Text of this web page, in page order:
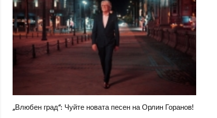
„Влюбен град“: Чуйте новата песен на Орлин Горанов!